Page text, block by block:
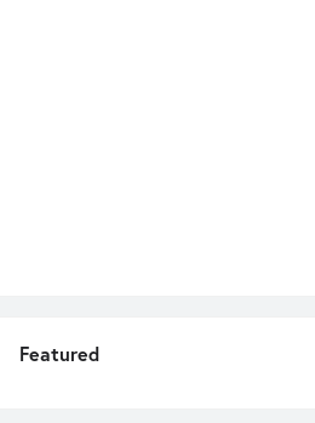
Featured